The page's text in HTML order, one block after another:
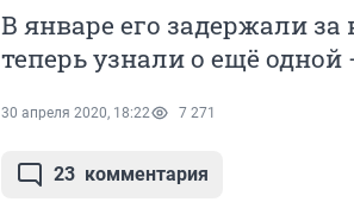
В январе его задержали за
теперь узнали о ещё
30 апреля 2020, 18:22 7 271
23 комментария